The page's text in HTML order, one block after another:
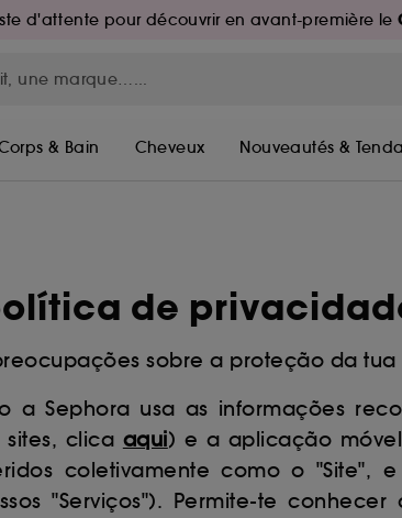
d'attente pour découvrir en avant-première le
& Bain Cheveux Nouveautés &
de
sobre a proteção da
a Sephora usa as informações
clica aqui) e a aplicação
coletivamente como o "Site",
"Serviços"). Permite-te